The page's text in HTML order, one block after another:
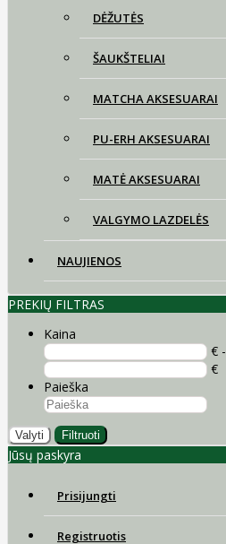
DĖŽUTĖS
ŠAUKŠTELIAI
MATCHA AKSESUARAI
PU-ERH AKSESUARAI
MATĖ AKSESUARAI
VALGYMO LAZDELĖS
NAUJIENOS
PREKIŲ FILTRAS
Kaina
€ -
€
Paieška
Valyti Filtruoti
Jūsų paskyra
Prisijungti
Registruotis